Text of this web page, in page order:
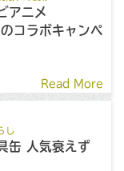
アニメ
コラボキャンペ
Read More
し
缶 人気衰えず